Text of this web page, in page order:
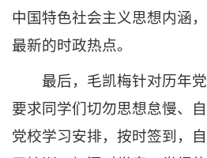
中国特色社会主义思想内涵
最新的时政热点。
最后，毛凯梅针对历年党
要求同学们切勿思想怠慢、
党校学习安排，按时签到，